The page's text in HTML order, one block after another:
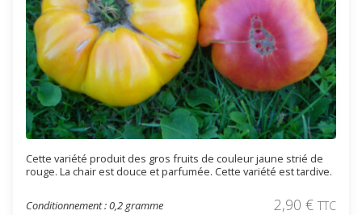
Cette variété produit des gros fruits de couleur jaune strié de
rouge. La chair est douce et parfumée. Cette variété est tardive.
Conditionnement : 0,2 gramme 2,90 € TTC